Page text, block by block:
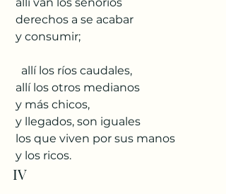
derechos a se acabar
y consumir;
allí los ríos caudales,
allí los otros medianos
y más chicos,
y llegados, son iguales
los que viven por sus manos
y los ricos.
IV